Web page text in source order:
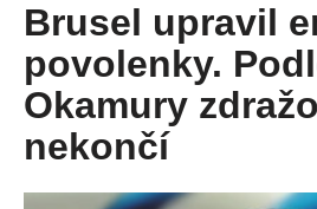
Brusel upravil
povolenky.
Okamury
nekončí